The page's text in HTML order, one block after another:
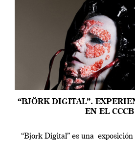
“BJÖRK DIGITAL”.
EN EL CCCB
“Bjork Digital” es una